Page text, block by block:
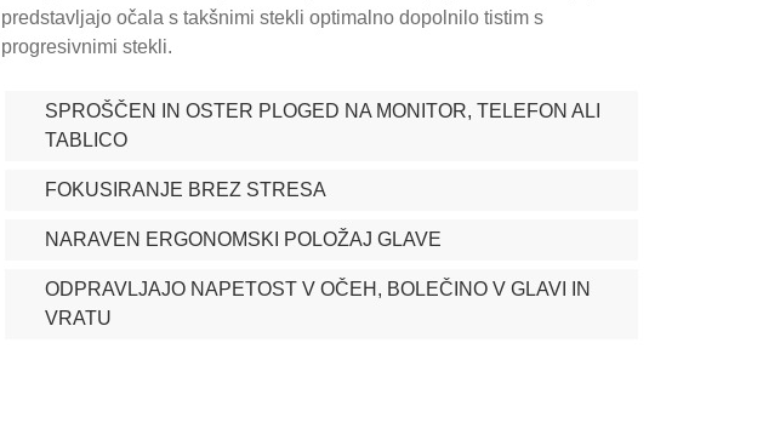
predstavljajo očala s takšnimi stekli optimalno dopolnilo tistim s
progresivnimi stekli.
SPROŠČEN IN OSTER PLOGED NA MONITOR, TELEFON ALI
TABLICO
FOKUSIRANJE BREZ STRESA
NARAVEN ERGONOMSKI POLOŽAJ GLAVE
ODPRAVLJAJO NAPETOST V OČEH, BOLEČINO V GLAVI IN
VRATU